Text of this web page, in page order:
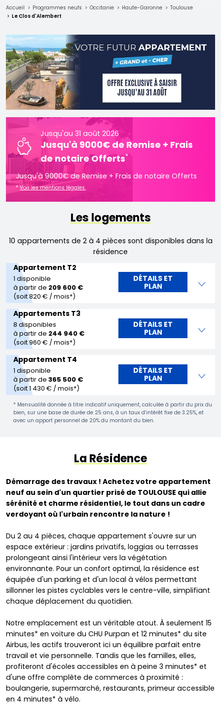
Accueil Programmes neufs Occitanie Haute-Garonne
Toulouse
Le Clos d'Alembert
Jusqu'au 31 août 2026
Jusqu'à 9000€ de Remise + Frais
de notaire Offerts*
Jusqu'à 9000€ de Remise + Frais de notaire Offerts
*Voir les mentions légales.
Les logements
10 appartements de 2 à 4 pièces sont disponibles dans la
résidence
Appartement T2
1 disponible
à partir de 209 600 €
(soit 820 € / mois*)
DÉTAILS ET
PLAN
Appartements T3
8 disponibles
à partir de 244 940 €
(soit 960 € / mois*)
DÉTAILS ET
PLAN
Appartement T4
1 disponible
à partir de365 500 €
(soit 1 430 € / mois*)
DÉTAILS ET
PLAN
* Mensualité donnée à titre indicatif uniquement, calculée à partir du prix du
bien, sur une base de durée de 25 ans, à un taux d’intérêt fixe de 3.25%, et
avec un apport personnel de 20% du montant du bien.
La Résidence
Démarrage des travaux ! Achetez votre appartement
neuf au sein d'un quartier prisé de TOULOUSE qui allie
sérénité et charme résidentiel, le tout dans un cadre
verdoyant où l'urbain rencontre la nature !
Du 2 au 4 pièces, chaque appartement s'ouvre sur un
espace extérieur : jardins privatifs, loggias ou terrasses
prolongeant ainsi l'intérieur vers la végétation
environnante. Pour un confort optimal, la résidence est
équipée d'un parking et d'un local à vélos permettant
sillonner les pistes cyclables vers le centre-ville, simplifiant
chaque déplacement du quotidien.
Notre emplacement est un véritable atout. À seulement 15
minutes* en voiture du CHU Purpan et 12 minutes* du site
Airbus, les actifs trouveront ici un équilibre parfait entre
travail et vie personnelle. Tandis que les familles, elles,
profiteront d'écoles accessibles en à peine 3 minutes* et
d'une offre complète de commerces à proximité :
boulangerie, supermarché, restaurants, primeur accessible
en 4 minutes* à vélo.